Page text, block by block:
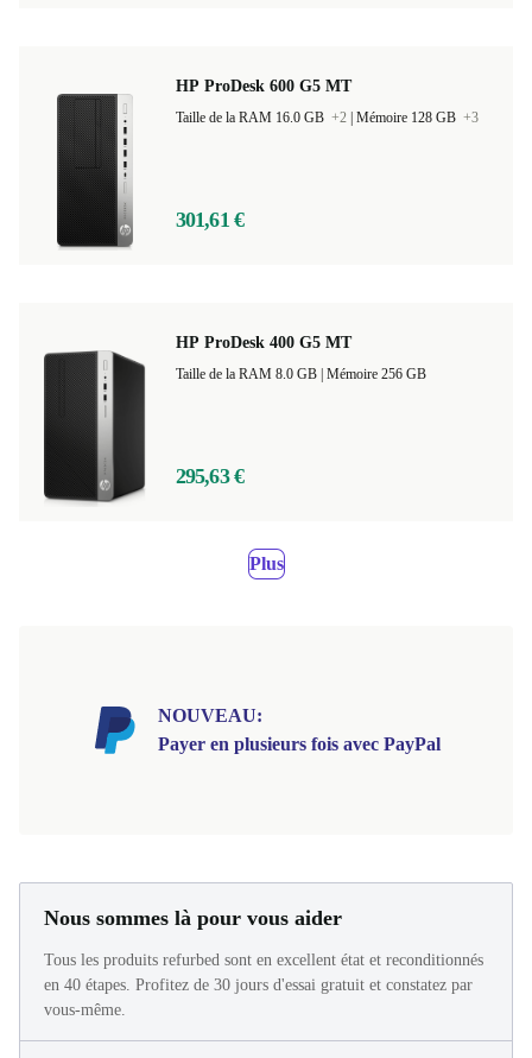
HP ProDesk 600 G5 MT
Taille de la RAM 16.0 GB +2 Mémoire 128 GB +3
301,61 €
HP ProDesk 400 G5 MT
Mémoire 256 GB
295,63 €
Plus
NOUVEAU:
Payer en plusieurs fois avec PayPal
Nous sommes là pour vous aider
Tous les produits refurbed sont en excellent état et reconditionnés
en 40 étapes. Profitez de 30 jours d'essai gratuit et constatez par
vous-même.